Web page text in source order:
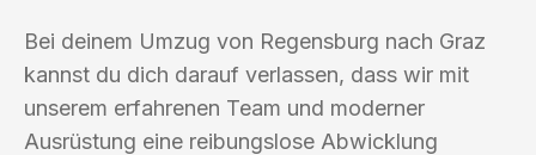
Bei deinem Umzug von Regensburg nach Graz
kannst du dich darauf verlassen, dass wir mit
unserem erfahrenen Team und moderner
Ausrüstung eine reibungslose Abwicklung